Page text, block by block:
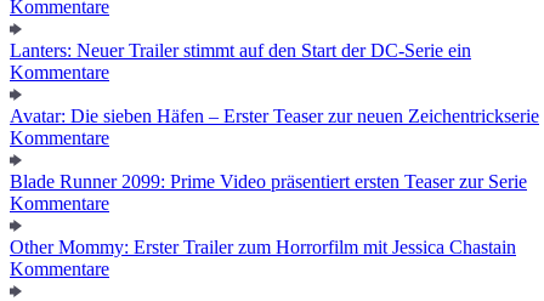
Kommentare
Lanters: Neuer Trailer stimmt auf den Start der DC-Serie ein
Kommentare
Avatar: Die sieben Häfen – Erster Teaser zur neuen Zeichentrickserie
Kommentare
Blade Runner 2099: Prime Video präsentiert ersten Teaser zur Serie
Kommentare
Other Mommy: Erster Trailer zum Horrorfilm mit Jessica Chastain
Kommentare